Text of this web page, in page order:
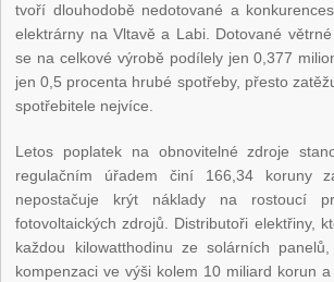
tvoří dlouhodobě nedotované a
elektrárny na Vltavě a Labi. Dotované
se na celkové výrobě podílely jen 0,377
jen 0,5 procenta hrubé spotřeby, přesto
spotřebitele nejvíce.
Letos poplatek na obnovitelné zdroje
regulačním úřadem činí 166,34 koruny
nepostačuje krýt náklady na rostoucí
fotovoltaických zdrojů. Distributoři elektřiny,
každou kilowatthodinu ze solárních
kompenzaci ve výši kolem 10 miliard korun